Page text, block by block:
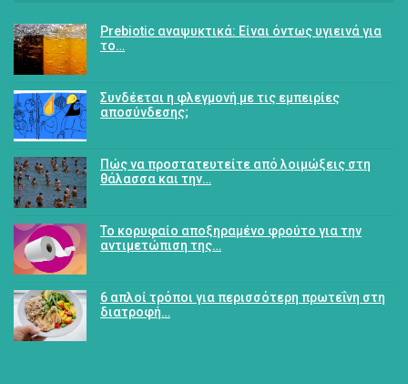
Prebiotic αναψυκτικά: Είναι όντως υγιεινά για
το…
Συνδέεται η φλεγμονή με τις εμπειρίες
αποσύνδεσης;
Πώς να προστατευτείτε από λοιμώξεις στη
θάλασσα και την…
Το κορυφαίο αποξηραμένο φρούτο για την
αντιμετώπιση της…
6 απλοί τρόποι για περισσότερη πρωτεΐνη στη
διατροφή…